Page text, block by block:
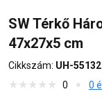
SW Térkő
47x27x5 cm
Cikkszám: UH-
0
0